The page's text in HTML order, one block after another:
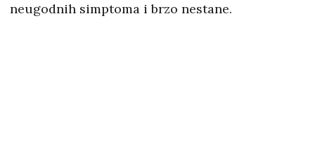
neugodnih simptoma i brzo nestane.